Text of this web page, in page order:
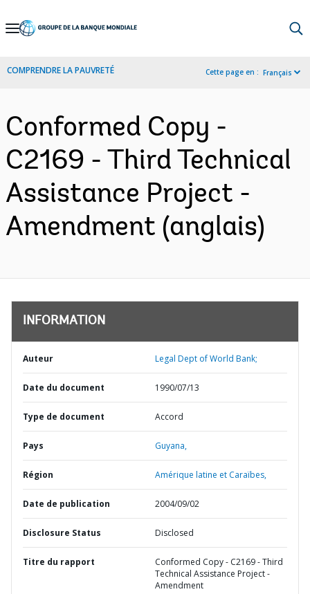
Skip
Navigation
COMPRENDRE LA PAUVRETÉ Cette page en : Français
Conformed Copy -
C2169 - Third Technical
Assistance Project -
Amendment (anglais)
INFORMATION
Auteur Legal Dept of World Bank;
Date du document 1990/07/13
Type de document Accord
Pays Guyana,
Région Amérique latine et Caraïbes,
Date de publication 2004/09/02
Disclosure Status Disclosed
Titre du rapport
Conformed Copy - C2169 - Third
Technical Assistance Project -
Amendment